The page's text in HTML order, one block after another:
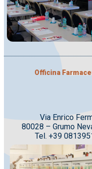
Officina
Via Enrico
80028 – Grumo
Tel. +39